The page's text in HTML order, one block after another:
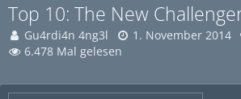
Top 10: The New
Gu4rdi4n 4ng3l 1. November 2014
6.478 Mal gelesen